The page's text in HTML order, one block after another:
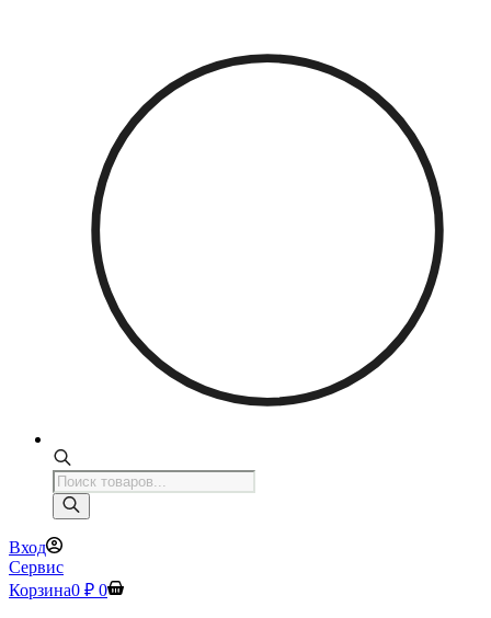
Поиск
товаров
Вход
Сервис
Корзина0 ₽ 0